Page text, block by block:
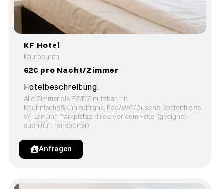
KF Hotel
Kaufbeuren
62€ pro Nacht/Zimmer
Hotelbeschreibung:
Alle Zimmer als EZ/DZ nutzbar mit
Kochnische&Kühlschrank, Bad/WC/Dusche, kostenfreies
W-Lan und Parkplätze direkt vor dem Hotel (geeignet
auch für Transporter)
Anfragen